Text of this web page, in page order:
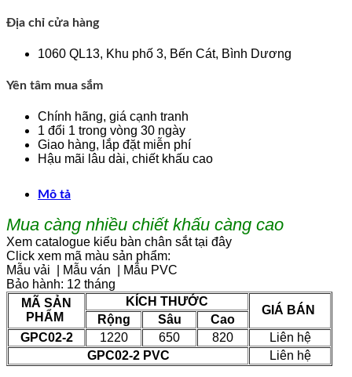
Địa chỉ cửa hàng
1060 QL13, Khu phố 3, Bến Cát, Bình Dương
Yên tâm mua sắm
Chính hãng, giá cạnh tranh
1 đổi 1 trong vòng 30 ngày
Giao hàng, lắp đặt miễn phí
Hậu mãi lâu dài, chiết khấu cao
Mô tả
Mua càng nhiều chiết khấu càng cao
Xem catalogue kiểu bàn chân sắt tại đây
Click xem mã màu sản phẩm:
Mẫu vải
Mẫu ván
Mẫu PVC
Bảo hành: 12 tháng
MÃ SẢN
PHẨM
KÍCH THƯỚC
GIÁ BÁN
Rộng Sâu
Cao
GPC02-2
1220 650 820
Liên hệ
GPC02-2 PVC
Liên hệ